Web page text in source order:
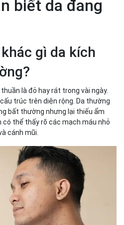
biết da đang
gì da kích
là đỏ hay rát trong vài ngày.
trúc trên diện rộng. Da thường
bất thường nhưng lại thiếu ẩm
có thể thấy rõ các mạch máu nhỏ
cánh mũi.